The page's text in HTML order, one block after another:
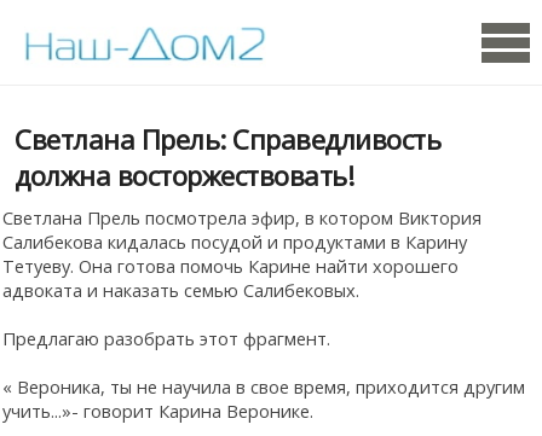
Светлана Прель: Справедливость
должна восторжествовать!
Светлана Прель посмотрела эфир, в котором Виктория
Салибекова кидалась посудой и продуктами в Карину
Тетуеву. Она готова помочь Карине найти хорошего
адвоката и наказать семью Салибековых.
Предлагаю разобрать этот фрагмент.
« Вероника, ты не научила в свое время, приходится другим
учить...»- говорит Карина Веронике.